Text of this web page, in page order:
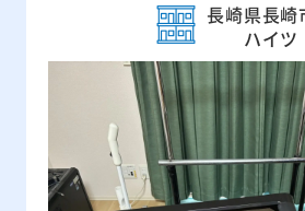
長崎県長崎
ハイツ